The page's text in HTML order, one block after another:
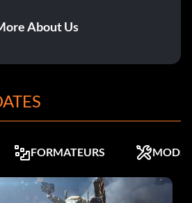
About Us
FORMATEURS MODS